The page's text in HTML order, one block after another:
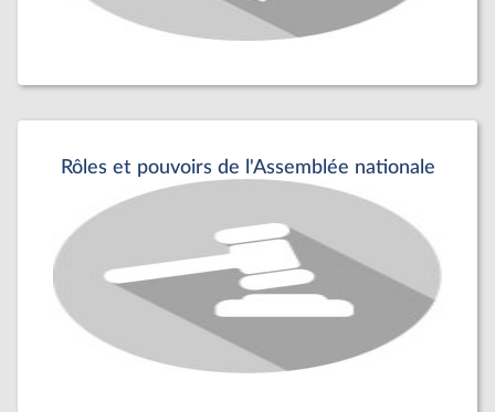
Rôles et pouvoirs de l'Assemblée nationale